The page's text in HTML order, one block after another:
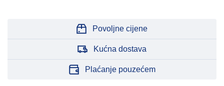
Povoljne cijene
Kućna dostava
Plaćanje pouzećem